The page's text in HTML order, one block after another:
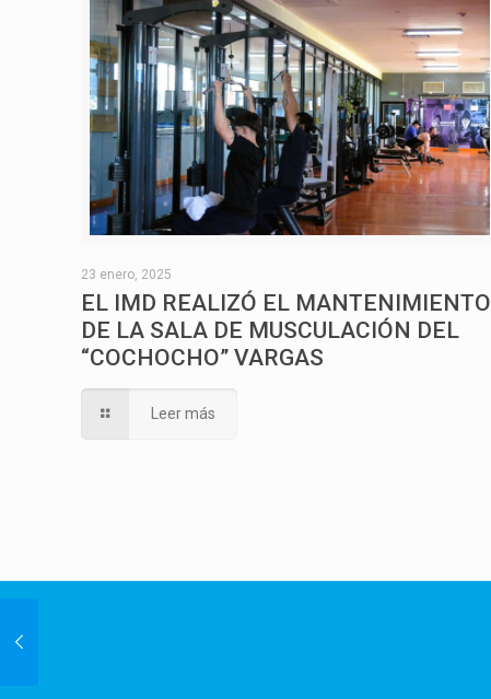
23 enero, 2025
EL IMD REALIZÓ EL MANTENIMIENTO
DE LA SALA DE MUSCULACIÓN DEL
“COCHOCHO” VARGAS
Leer más